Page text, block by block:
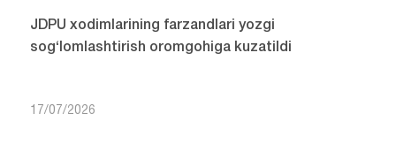
JDPU xodimlarining farzandlari yozgi
sog‘lomlashtirish oromgohiga kuzatildi
17/07/2026